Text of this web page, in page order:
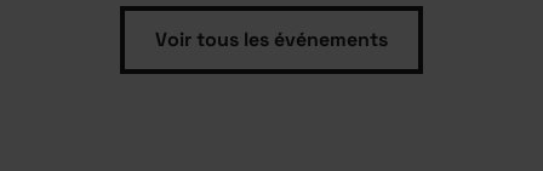
Voir tous les événements